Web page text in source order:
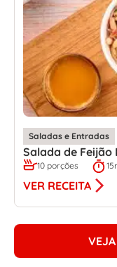
Saladas e Entradas
Salada de Feijão
10 porções
VER RECEITA